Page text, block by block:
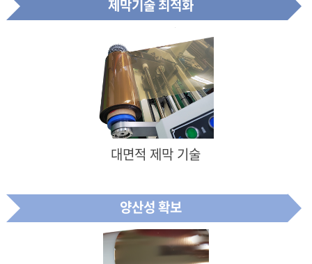
제막기술 최적화
대면적 제막 기술
양산성 확보